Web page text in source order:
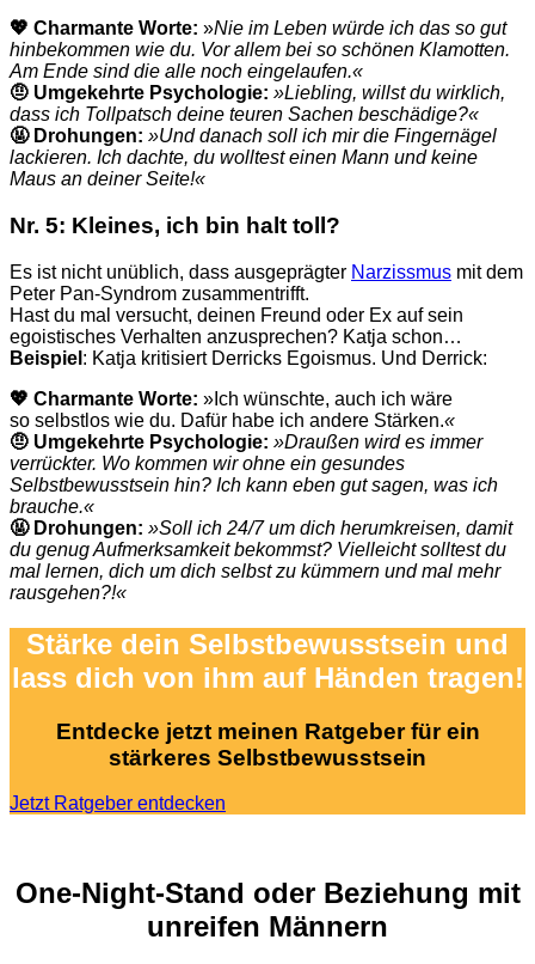
💖 Charmante Worte: »Nie im Leben würde ich das so gut
hinbekommen wie du. Vor allem bei so schönen Klamotten.
Am Ende sind die alle noch eingelaufen.«
🤨 Umgekehrte Psychologie: »Liebling, willst du wirklich,
dass ich Tollpatsch deine teuren Sachen beschädige?«
🤬 Drohungen: »Und danach soll ich mir die Fingernägel
lackieren. Ich dachte, du wolltest einen Mann und keine
Maus an deiner Seite!«
Nr. 5: Kleines, ich bin halt toll?
Es ist nicht unüblich, dass ausgeprägter Narzissmus mit dem
Peter Pan-Syndrom zusammentrifft.
Hast du mal versucht, deinen Freund oder Ex auf sein
egoistisches Verhalten anzusprechen? Katja schon…
Beispiel : Katja kritisiert Derricks Egoismus. Und Derrick:
💖 Charmante Worte: »Ich wünschte, auch ich wäre
so selbstlos wie du. Dafür habe ich andere Stärken.«
🤨 Umgekehrte Psychologie: »Draußen wird es immer
verrückter. Wo kommen wir ohne ein gesundes
Selbstbewusstsein hin? Ich kann eben gut sagen, was ich
brauche.«
🤬 Drohungen: »Soll ich 24/7 um dich herumkreisen, damit
du genug Aufmerksamkeit bekommst? Vielleicht solltest du
mal lernen, dich um dich selbst zu kümmern und mal mehr
rausgehen?!«
Stärke dein Selbstbewusstsein und
lass dich von ihm auf Händen tragen!
Entdecke jetzt meinen Ratgeber für ein
stärkeres Selbstbewusstsein
Jetzt Ratgeber entdecken
One-Night-Stand oder Beziehung mit
unreifen Männern